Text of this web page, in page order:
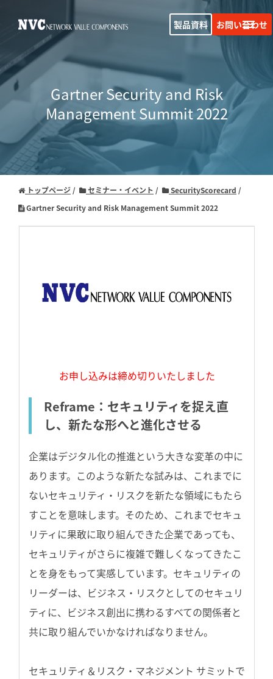
製品資料 お問い合わせ
Gartner Security and Risk
Management Summit 2022
トップページ セミナー・イベント
SecurityScorecard
Gartner Security and Risk Management Summit 2022
お申し込みは締め切りいたしました
Reframe：セキュリティを捉え直
し、新たな形へと進化させる
企業はデジタル化の推進という大きな変革の中に
あります。このような新たな試みは、これまでに
ないセキュリティ・リスクを新たな領域にもたら
すことを意味します。そのため、これまでセキュ
リティに果敢に取り組んできた企業であっても、
セキュリティがさらに複雑で難しくなってきたこ
とを身をもって実感しています。セキュリティの
リーダーは、ビジネス・リスクとしてのセキュリ
ティに、ビジネス創出に携わるすべての関係者と
共に取り組んでいかなければなりません。
セキュリティ＆リスク・マネジメント サミットで